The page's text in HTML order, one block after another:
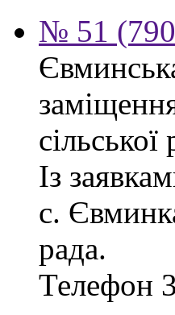
№ 51
сільської
Із
с.
рада.
Телефон